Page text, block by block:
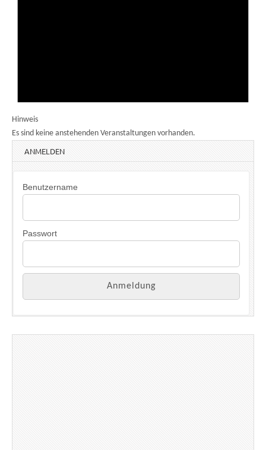
Hinweis
Es sind keine anstehenden Veranstaltungen vorhanden.
ANMELDEN
Benutzername
Passwort